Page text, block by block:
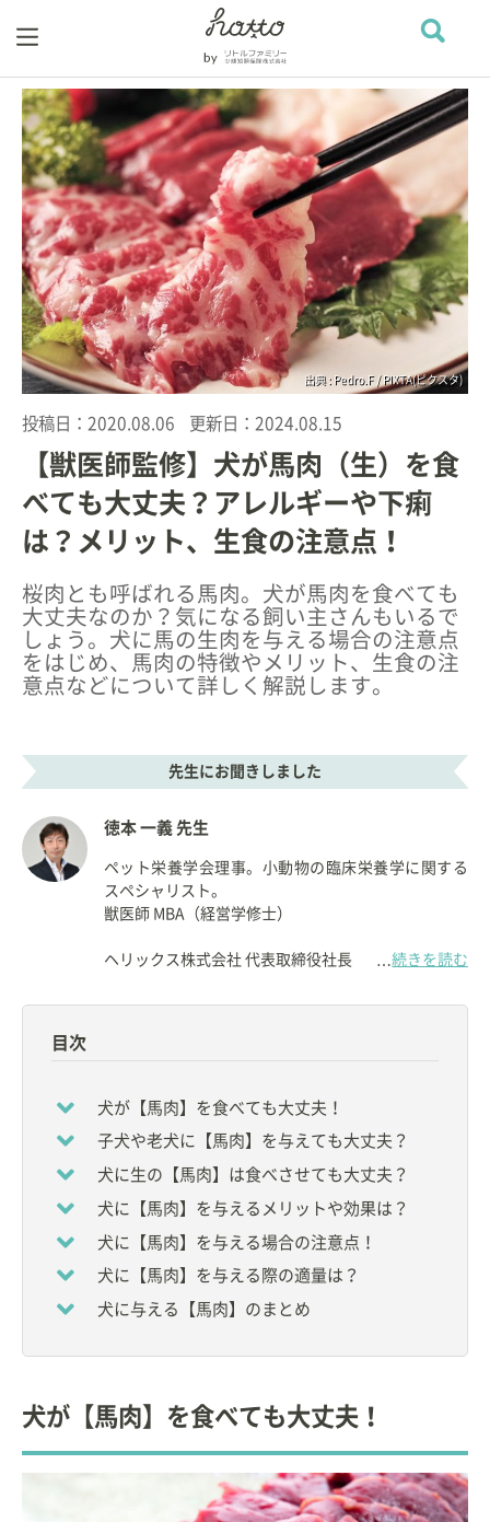
出典 : Pedro.F / PIXTA(ピクスタ)
投稿日： 2020.08.06 更新日： 2024.08.15
【獣医師監修】犬が馬肉（生）を食
べても大丈夫？アレルギーや下痢
は？メリット、生食の注意点！
桜肉とも呼ばれる馬肉。犬が馬肉を食べても
大丈夫なのか？気になる飼い主さんもいるで
しょう。犬に馬の生肉を与える場合の注意点
をはじめ、馬肉の特徴やメリット、生食の注
意点などについて詳しく解説します。
先生にお聞きしました
徳本 一義 先生
ペット栄養学会理事。小動物の臨床栄養学に関する
スペシャリスト。
獣医師 MBA（経営学修士）
ヘリックス株式会社 代表取締役社長
【資格】
◆ ペット栄養学会
◆
一般社団法人ペットフード協会
行委員会 委員長
◆日本獣医生命科学大学非常勤講師
など
その後、ペットフードメーカーに入社し、小動物臨
の活動。ペットの栄養に関する団体の要職を務め
自宅で９頭の猫と暮らす愛猫家。
…続きを読む
目次
犬が【馬肉】を食べても大丈夫！
子犬や老犬に【馬肉】を与えても大丈夫？
犬に生の【馬肉】は食べさせても大丈夫？
犬に【馬肉】を与えるメリットや効果は？
犬に【馬肉】を与える場合の注意点！
犬に【馬肉】を与える際の適量は？
犬に与える【馬肉】のまとめ
犬が【馬肉】を食べても大丈夫！